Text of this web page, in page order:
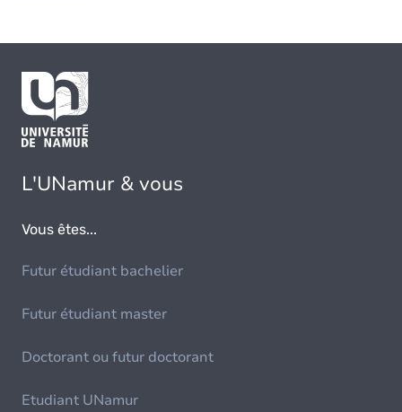
L'UNamur & vous
Vous êtes...
Futur étudiant bachelier
Futur étudiant master
Doctorant ou futur doctorant
Etudiant UNamur